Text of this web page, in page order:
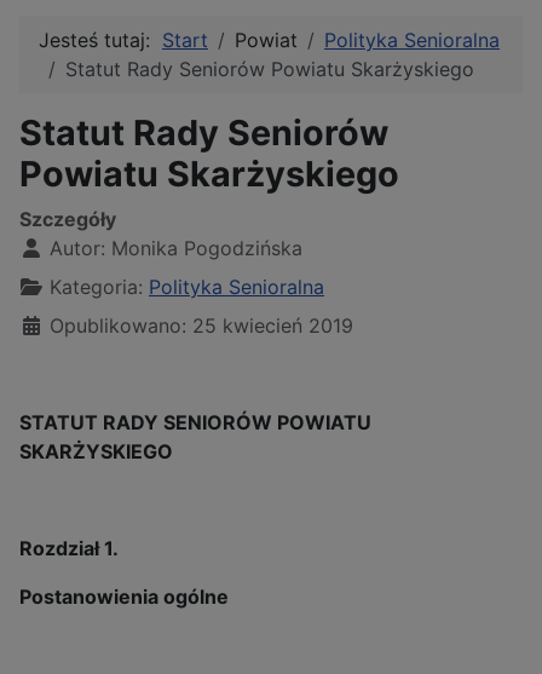
Jesteś tutaj: Start Powiat
Polityka Senioralna
Statut Rady Seniorów Powiatu Skarżyskiego
Statut Rady Seniorów
Powiatu Skarżyskiego
Szczegóły
Autor: Monika Pogodzińska
Kategoria: Polityka Senioralna
Opublikowano: 25 kwiecień 2019
STATUT RADY SENIORÓW POWIATU
SKARŻYSKIEGO
Rozdział 1.
Postanowienia ogólne